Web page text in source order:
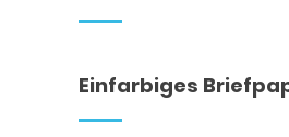
Einfarbiges